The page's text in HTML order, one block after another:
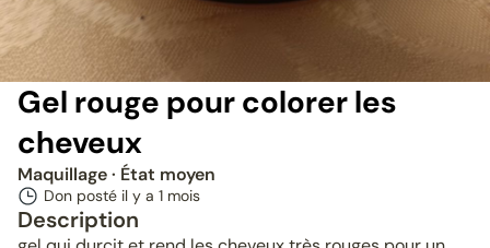
Gel rouge pour colorer les
cheveux
Maquillage· État moyen
Don posté il y a 1 mois
Description